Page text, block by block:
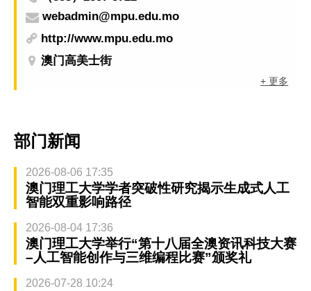
webadmin@mpu.edu.mo
http://www.mpu.edu.mo
澳门高美士街
+ 更多
部门新闻
2026-08-06 17:35
澳门理工大学学者突破性研究揭示生成式人工
智能双重影响路径
2026-08-04 17:36
澳门理工大学举行“第十八届全澳资讯科技大赛
–人工智能创作与三维编程比赛”颁奖礼
2026-07-28 10:24